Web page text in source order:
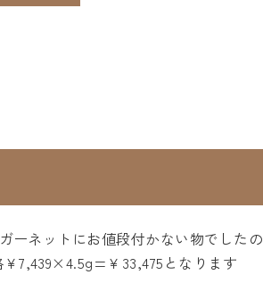
ーネットにお値段付かない物でしたの
7,439×4.5g=￥33,475となります